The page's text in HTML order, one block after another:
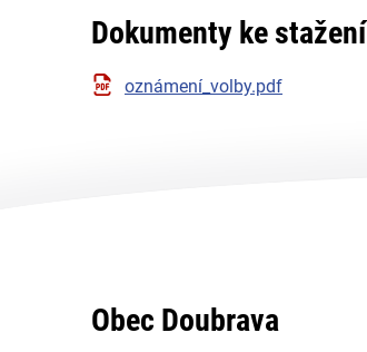
Dokumenty ke stažení
oznámení_volby.pdf
Obec Doubrava